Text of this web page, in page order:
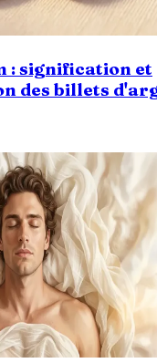
: signification et
des billets